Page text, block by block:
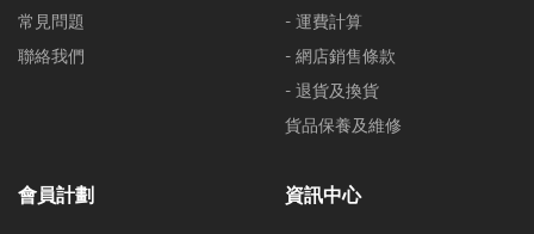
常見問題
聯絡我們
- 運費計算
- 網店銷售條款
- 退貨及換貨
貨品保養及維修
會員計劃 資訊中心